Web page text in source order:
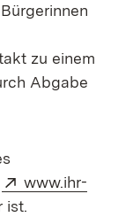
zu einem
Abgabe
Extern:
www.ihr-
Fenster)
ist.